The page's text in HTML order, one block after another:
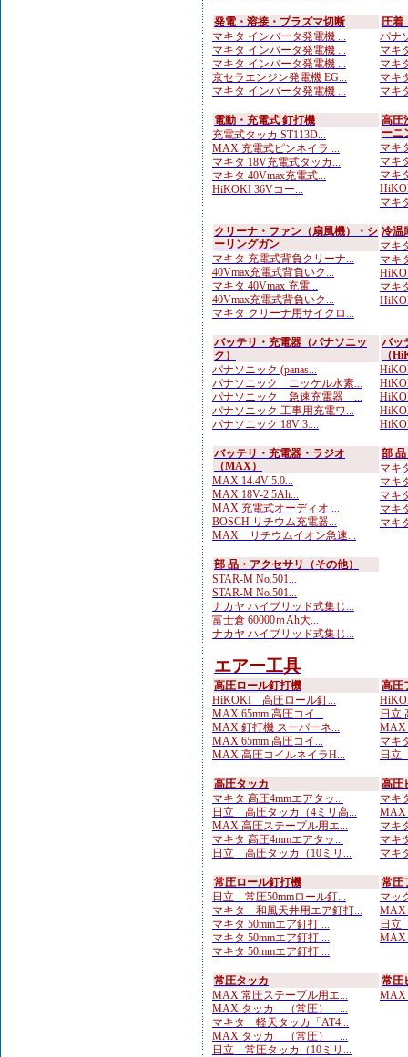
発電・溶接・プラズマ切断
マキタ インバータ発電機 ...
マキタ インバータ発電機 ...
マキタ インバータ発電機 ...
京セラエンジン発電機 EG...
マキタ インバータ発電機 ...
圧着
パナ
マキ
マキ
マキ
マキ
電動・充電式 釘打機
充電式タッカ ST113D...
MAX 充電式ピンネイラ ...
マキタ 18V充電式タッカ...
マキタ 40Vmax充電式...
HiKOKI 36Vコー...
高圧
ーニ
マキ
マキ
マキ
マキ
クリーナ・ファン（扇風機）・シ
ーリングガン
マキタ 充電式背負クリーナ...
40Vmax充電式背負いク...
マキタ 40Vmax 充電...
40Vmax充電式背負いク...
マキタ クリーナ用サイクロ...
冷温
マキ
マキ
マキ
バッテリ・充電器（パナソニッ
ク）
パナソニック (panas...
パナソニック ニッケル水素...
パナソニック 急速充電器 ...
パナソニック 工事用充電ワ...
パナソニック 18V 3....
バッ
（
バッテリ・充電器・ラジオ
（MAX）
MAX 14.4V 5.0...
MAX 18V-2.5Ah...
MAX 充電式オーディオ ...
BOSCH リチウム充電器...
MAX リチウムイオン急速...
部
マキ
マキ
マキ
マキ
マキ
部 品・アクセサリ（その他）
STAR-M No.501...
STAR-M No.501...
ナカヤ ハイブリッド式集じ...
富士倉 60000ｍAh大...
ナカヤ ハイブリッド式集じ...
エアー工具
高圧ロール釘打機
HiKOKI 高圧ロール釘...
MAX 65mm 高圧コイ...
MAX 釘打機 スーパーネ...
MAX 65mm 高圧コイ...
MAX 高圧コイルネイラH...
高圧
日立
MAX
マキ
日立
高圧タッカ
マキタ 高圧4mmエアタッ...
日立 高圧タッカ（4ミリ高...
MAX 高圧ステープル用エ...
マキタ 高圧4mmエアタッ...
日立 高圧タッカ（10ミリ...
高圧
マキ
MAX
マキ
マキ
マキ
常圧ロール釘打機
日立 常圧50mmロール釘...
マキタ 和風天井用エア釘打...
マキタ 50mmエア釘打 ...
マキタ 50mmエア釘打 ...
マキタ 50mmエア釘打 ...
常圧
マッ
MAX
日立
MAX
常圧タッカ
MAX 常圧ステープル用エ...
MAX タッカ （常圧） ...
マキタ 軽天タッカ「AT4...
MAX タッカ （常圧） ...
日立 常圧タッカ（10ミリ...
常圧
MAX